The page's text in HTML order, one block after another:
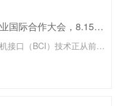
活动报名 | 2026深港脑机接口产业国际合作大会，8.15前海见！
当全球科技与产业格局加速变革，脑机接口（BCI）技术正从前沿实验室走向临床与产业化的爆发前夜。如何在技术突破、临床转化、法规监管与全球合作的浪潮中找准方向、链接顶尖学术与资本资源，已成为决定未来产业格局的关键。由香港大学青年科创学院、香港大学先进生物医学仪器中心（InnoHK）、香港大学科创中心及香港大学深圳研究院联合主办的「2026深港脑机接口产业国际合作大会」，将于2026年8月15日在香港大...